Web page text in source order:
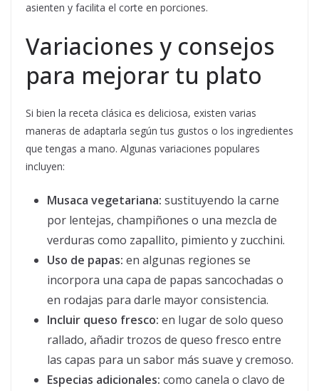
asienten y facilita el corte en porciones.
Variaciones y consejos
para mejorar tu plato
Si bien la receta clásica es deliciosa, existen varias
maneras de adaptarla según tus gustos o los ingredientes
que tengas a mano. Algunas variaciones populares
incluyen:
Musaca vegetariana: sustituyendo la carne
por lentejas, champiñones o una mezcla de
verduras como zapallito, pimiento y zucchini.
Uso de papas: en algunas regiones se
incorpora una capa de papas sancochadas o
en rodajas para darle mayor consistencia.
Incluir queso fresco: en lugar de solo queso
rallado, añadir trozos de queso fresco entre
las capas para un sabor más suave y cremoso.
Especias adicionales: como canela o clavo de